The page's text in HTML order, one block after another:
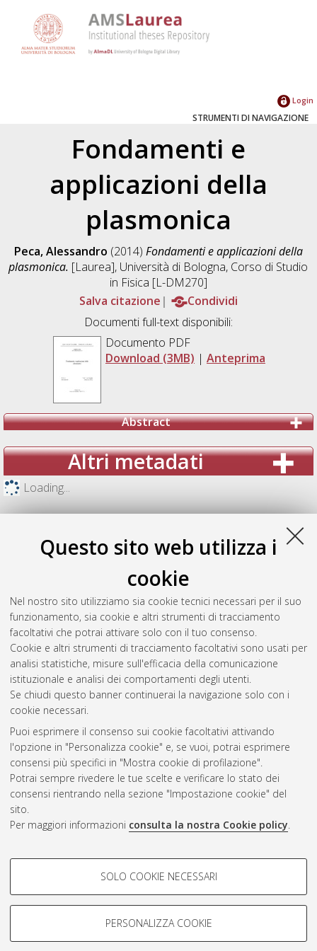
Questo sito web utilizza i
cookie
Nel nostro sito utilizziamo sia cookie tecnici necessari per il suo
funzionamento, sia cookie e altri strumenti di tracciamento
facoltativi che potrai attivare solo con il tuo consenso.
Cookie e altri strumenti di tracciamento facoltativi sono usati per
analisi statistiche, misure sull'efficacia della comunicazione
istituzionale e analisi dei comportamenti degli utenti.
Se chiudi questo banner continuerai la navigazione solo con i
cookie necessari.
Puoi esprimere il consenso sui cookie facoltativi attivando
l'opzione in "Personalizza cookie" e, se vuoi, potrai esprimere
consensi più specifici in "Mostra cookie di profilazione".
Potrai sempre rivedere le tue scelte e verificare lo stato dei
consensi rientrando nella sezione "Impostazione cookie" del
sito.
Per maggiori informazioni consulta la nostra Cookie policy.
COOKIE DI PROFILAZIONE -
Si tratta di cookie utilizzati per analizzare le caratteristiche della
navigazione degli utenti, creare profili in base al loro comportamento
SOLO COOKIE NECESSARI
PERSONALIZZA COOKIE
Login
STRUMENTI DI NAVIGAZIONE
Fondamenti e
applicazioni della
plasmonica
Peca, Alessandro (2014) Fondamenti e applicazioni della
plasmonica. [Laurea], Università di Bologna, Corso di Studio
in Fisica [L-DM270]
Salva citazione
Condividi
Documenti full-text disponibili:
Documento PDF
Download (3MB) | Anteprima
Abstract
Altri metadati
Loading...
Gestione del documento:
Atom
Rss 1.0
Rss 2.0
AMS Laurea
Impostazioni Cookie
Informativa sulla privacy
Condizioni d’uso del sito